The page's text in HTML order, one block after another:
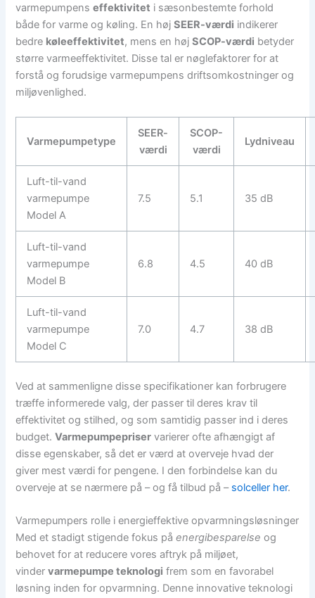
varmepumpenseffektivitet i sæsonbestemte forhold
både for varme og køling. En højSEER-værdi indikerer
bedre køleeffektivitet, mens en højSCOP-værdi betyder
større varmeeffektivitet. Disse tal er nøglefaktorer for at
forstå og forudsige varmepumpens driftsomkostninger og
miljøvenlighed.
Varmepumpetype
SEER-
værdi
SCOP-
værdi
Lydniveau
Luft-til-vand
varmepumpe
Model A
7.5 5.1 35 dB
Luft-til-vand
varmepumpe
Model B
6.8 4.5 40 dB
Luft-til-vand
varmepumpe
Model C
7.0 4.7 38 dB
Ved at sammenligne disse specifikationer kan forbrugere
træffe informerede valg, der passer til deres krav til
effektivitet og stilhed, og som samtidig passer ind i deres
budget.Varmepumpepriser varierer ofte afhængigt af
disse egenskaber, så det er værd at overveje hvad der
giver mest værdi for pengene. I den forbindelse kan du
overveje at se nærmere på – og få tilbud på – solceller her.
Varmepumpers rolle i energieffektive opvarmningsløsninger
Med et stadigt stigende fokus påenergibesparelse og
behovet for at reducere vores aftryk på miljøet,
vindervarmepumpe teknologi frem som en favorabel
løsning inden for opvarmning. Denne innovative teknologi